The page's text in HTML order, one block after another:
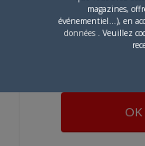
magazines,
événementiel...), en
données . Veuillez